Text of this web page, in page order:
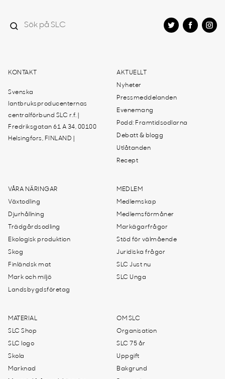
KONTAKT
Svenska
lantbruksproducenternas
centralförbund SLC r.f. |
Fredriksgatan 61 A 34, 00100
Helsingfors, FINLAND |
AKTUELLT
Nyheter
Pressmeddelanden
Evenemang
Podd: Framtidsodlarna
Debatt & blogg
Utlåtanden
Recept
VÅRA NÄRINGAR
Växtodling
Djurhållning
Trädgårdsodling
Ekologisk produktion
Skog
Finländsk mat
Mark och miljö
Landsbygdsföretag
MEDLEM
Medlemskap
Medlemsförmåner
Markägarfrågor
Stöd för välmående
Juridiska frågor
SLC Just nu
SLC Unga
MATERIAL
SLC Shop
SLC logo
Skola
Marknad
OM SLC
Organisation
SLC 75 år
Uppgift
Bakgrund